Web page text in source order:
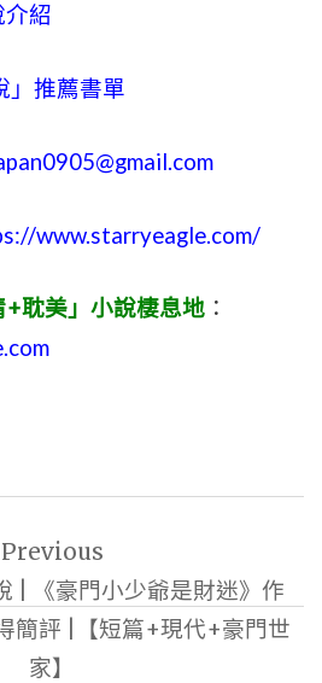
介紹
」推薦書單
www.starryeagle.com/
耽美」小說棲息地 ：
Previous
| 《豪門小少爺是財迷》作
簡評 |【短篇+現代+豪門世
家】